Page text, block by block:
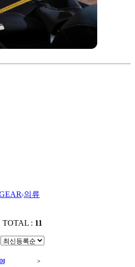
의류
TOTAL : 11
PADI GEAR >